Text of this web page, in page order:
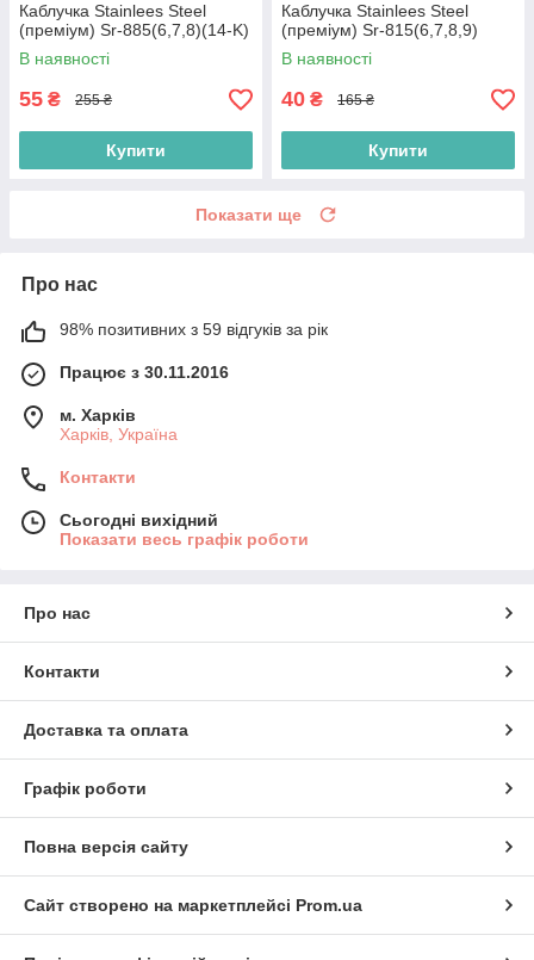
Каблучка Stainlees Steel
(преміум) Sr-885(6,7,8)(14-K)
В наявності
55 ₴ 255 ₴
Купити
Каблучка Stainlees Steel
(преміум) Sr-815(6,7,8,9)
В наявності
40 ₴ 165 ₴
Купити
Показати ще
Про нас
98% позитивних з 59 відгуків за рік
Працює з 30.11.2016
м. Харків
Харків, Україна
Контакти
Сьогодні вихідний
Показати весь графік роботи
Про нас
Контакти
Доставка та оплата
Графік роботи
Повна версія сайту
Сайт створено на маркетплейсі Prom.ua